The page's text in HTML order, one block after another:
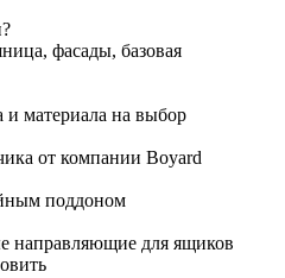
фасады, базовая
и материала на выбор
от компании Boyard
поддоном
для ящиков